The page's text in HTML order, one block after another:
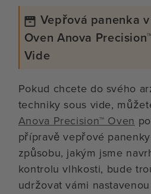
Vepřová panenka
Oven Anova
Vide
Pokud chcete do svého
techniky sous vide,
Anova Precision™ Oven
přípravě vepřové
způsobu, jakým jsme
kontrolu vlhkosti, bude
udržovat vámi